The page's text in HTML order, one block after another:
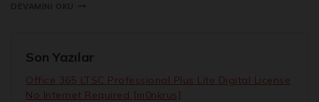
Son Yazılar
Office 365 LTSC Professional Plus Lite Digital License
No Internet Required [m0nkrus]